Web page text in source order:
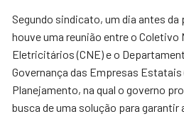
Segundo sindicato, um dia antes
houve uma reunião entre o Coletivo
Eletricitários (CNE) e o
Governança das Empresas
Planejamento, na qual o governo
busca de uma solução para garantir